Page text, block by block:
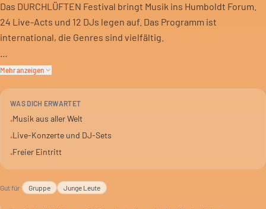
Das DURCHLÜFTEN Festival bringt Musik ins Humboldt Forum.
24 Live-Acts und 12 DJs legen auf. Das Programm ist
international, die Genres sind vielfältig.
Es gibt Musik aus aller Welt. Von Live-Konzerten bis zu DJ-Sets
entdecken.
Der Eintritt ist frei. Eine Chance für alle, dabei zu sein. Das
Mehr anzeigen
WAS DICH ERWARTET
•Musik aus aller Welt
•Live-Konzerte und DJ-Sets
•Freier Eintritt
Gut für Gruppe Junge Leute